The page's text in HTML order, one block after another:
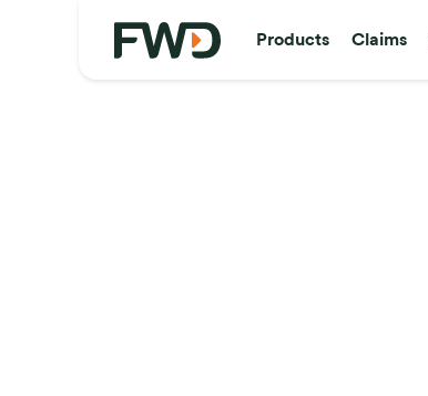
Products Claims